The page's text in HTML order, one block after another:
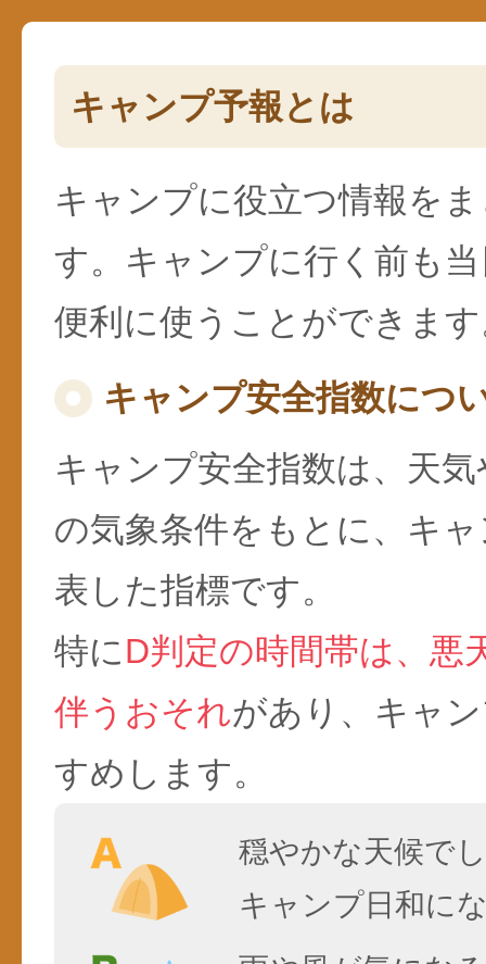
キャンプ予報とは
キャンプに役立つ情報を
す。キャンプに行く前も
便利に使うことができま
キャンプ安全指数につ
キャンプ安全指数は、天
の気象条件をもとに、キ
表した指標です。
特にD判定の時間帯は、悪
伴うおそれがあり、キャ
すめします。
穏やかな天候で
キャンプ日和に